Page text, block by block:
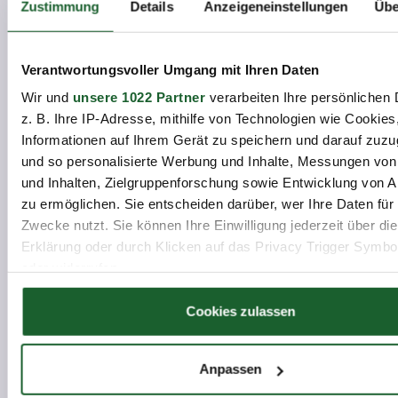
Zustimmung Details Anzeigeneinstellungen
Verantwortungsvoller Umgang mit Ihren Daten
Wir und unsere 1022 Partnerverarbeiten Ihre persönlichen
z. B. Ihre IP-Adresse, mithilfe von Technologien wie
Informationen auf Ihrem Gerät zu speichern und darauf
und so personalisierte Werbung und Inhalte, Messungen
und Inhalten, Zielgruppenforschung sowie Entwicklung von
zu ermöglichen. Sie entscheiden darüber, wer Ihre Daten für
Zwecke nutzt. Sie können Ihre Einwilligung jederzeit über
Erklärung oder durch Klicken auf das Privacy Trigger
Wenn Sie es erlauben, würden wir auch gerne:
Informationen über Ihre geografische Lage erfassen,
Ihr Gerät durch aktives Scannen nach bestimmten
Cookies zulassen
Anpassen
16.09.2026
Unternehmensforum Oberhavel:
Fachkräfte sichern und Integration
erfolgreich gestalten
News
20.05.2026
Teilnehmende des Berufssprachkurses
B2 des bbw Bildungszentrums
Oranienburg besuchen die Komische